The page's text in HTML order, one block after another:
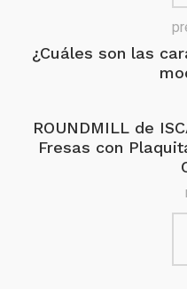
¿Cuáles son las
ROUNDMILL de
Fresas con